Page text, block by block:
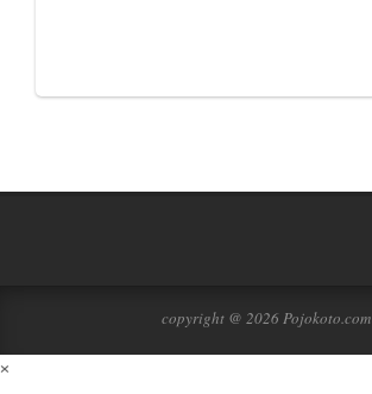
copyright @ 2026 Pojokoto.com
×